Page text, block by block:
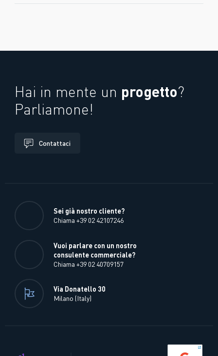
Hai in mente un progetto?
Parliamone!
Contattaci
Sei già nostro cliente?
Chiama +39 02 42107246
Vuoi parlare con un nostro
consulente commerciale?
Chiama +39 02 40709157
Via Donatello 30
Milano (Italy)